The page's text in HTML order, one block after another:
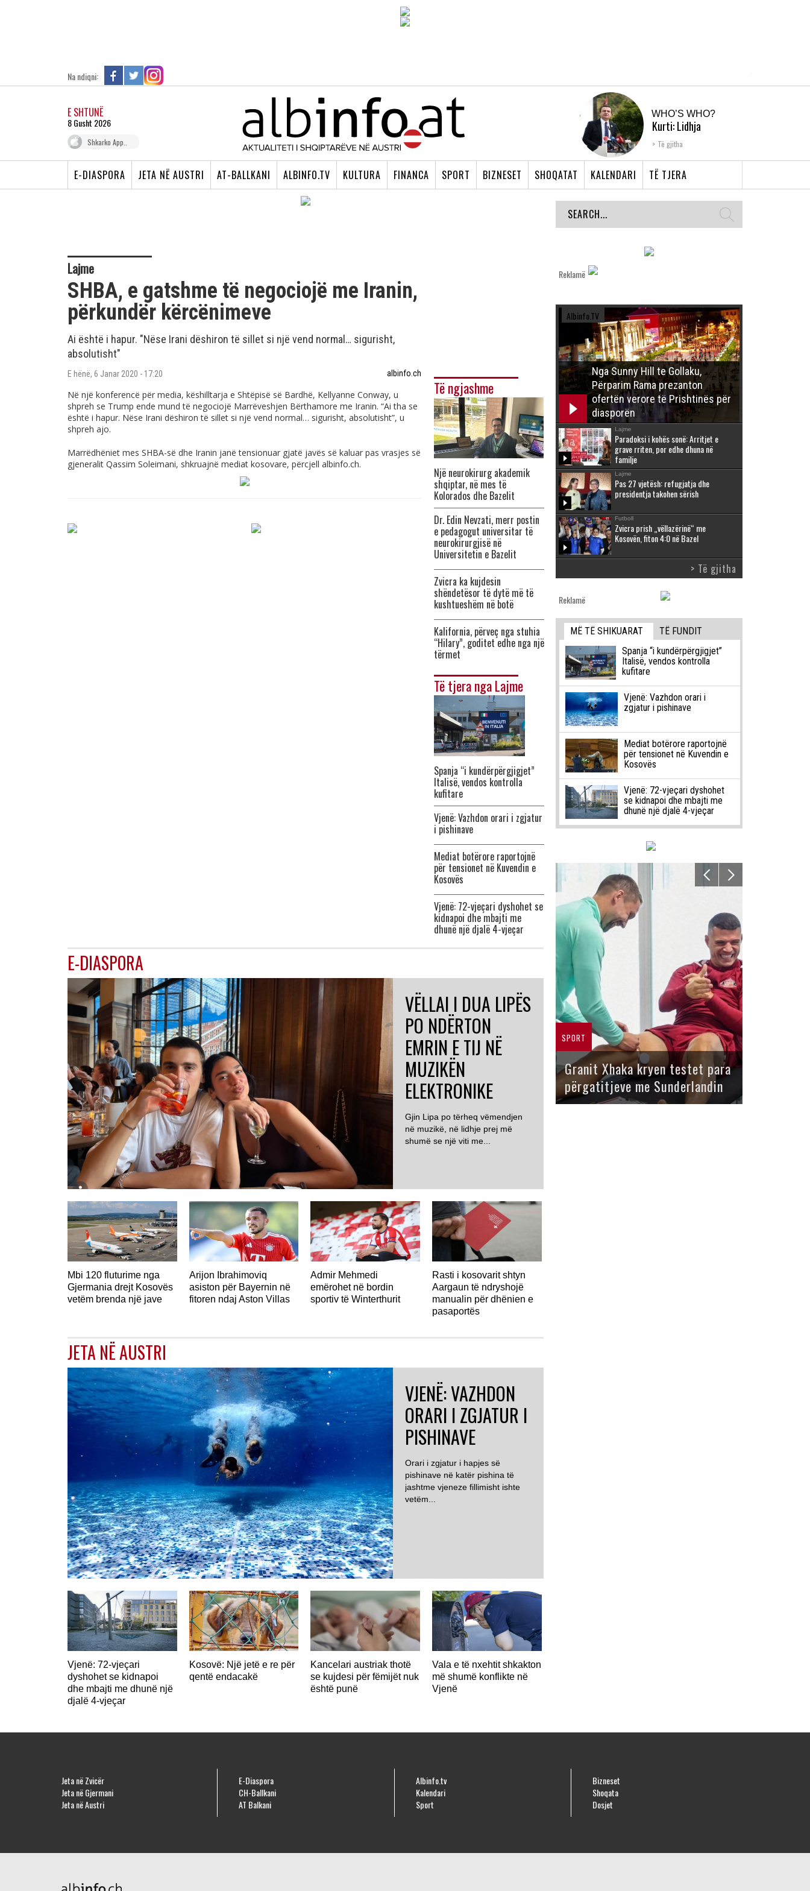
Na ndiqni:
E SHTUNË
8 Gusht 2026
Shkarko App..
WHO’S WHO?
Kurti: Lidhja
Shqiptare e Prizrenit,
Të gjitha
E-DIASPORA JETA NË AUSTRI AT-BALLKANI ALBINFO.TV KULTURA FINANCA SPORT BIZNESET SHOQATAT KALENDARI TË TJERA
Lajme
SHBA, e gatshme të negociojë me Iranin,
përkundër kërcënimeve
Ai është i hapur. "Nëse Irani dëshiron të sillet si një vend normal… sigurisht,
absolutisht"
E hënë, 6 Janar 2020 - 17:20 albinfo.ch
Në një konferencë për media, këshilltarja e Shtëpisë së Bardhë, Kellyanne Conway, u
shpreh se Trump ende mund të negociojë Marrëveshjen Bërthamore me Iranin. “Ai tha se
është i hapur. Nëse Irani dëshiron të sillet si një vend normal… sigurisht, absolutisht”, u
shpreh ajo.
Marrëdhëniet mes SHBA-së dhe Iranin janë tensionuar gjatë javës së kaluar pas vrasjes së
gjeneralit Qassim Soleimani, shkruajnë mediat kosovare, përcjell albinfo.ch.
Të ngjashme
Një neurokirurg akademik
shqiptar, në mes të
Kolorados dhe Bazelit
Dr. Edin Nevzati, merr postin
e pedagogut universitar të
neurokirurgjisë në
Universitetin e Bazelit
Zvicra ka kujdesin
shëndetësor të dytë më të
kushtueshëm në botë
Kalifornia, përveç nga stuhia
“Hilary”, goditet edhe nga një
tërmet
Të tjera nga Lajme
Spanja “i kundërpërgjigjet”
Italisë, vendos kontrolla
kufitare
Vjenë: Vazhdon orari i zgjatur
i pishinave
Mediat botërore raportojnë
për tensionet në Kuvendin e
Kosovës
Vjenë: 72-vjeçari dyshohet se
kidnapoi dhe mbajti me
dhunë një djalë 4-vjeçar
E-DIASPORA
VËLLAI I DUA LIPËS
PO NDËRTON
EMRIN E TIJ NË
MUZIKËN
ELEKTRONIKE
Gjin Lipa po tërheq vëmendjen
në muzikë, në lidhje prej më
shumë se një viti me...
GJERMANI
Mbi 120 fluturime nga
Gjermania drejt Kosovës
vetëm brenda një jave
Arijon Ibrahimoviq
asiston për Bayernin në
fitoren ndaj Aston Villas
ZVICËR
Admir Mehmedi
emërohet në bordin
sportiv të Winterthurit
Rasti i kosovarit shtyn
Aargaun të ndryshojë
manualin për dhënien e
pasaportës
JETA NË AUSTRI
VJENË: VAZHDON
ORARI I ZGJATUR I
PISHINAVE
Orari i zgjatur i hapjes së
pishinave në katër pishina të
jashtme vjeneze fillimisht ishte
vetëm...
Vjenë: 72-vjeçari
dyshohet se kidnapoi
dhe mbajti me dhunë një
djalë 4-vjeçar
Kosovë: Një jetë e re për
qentë endacakë
Kancelari austriak thotë
se kujdesi për fëmijët nuk
është punë
Vala e të nxehtit shkakton
më shumë konflikte në
Vjenë
Reklamë
Albinfo.TV
Nga Sunny Hill te Gollaku,
Përparim Rama prezanton
ofertën verore të Prishtinës për
diasporën
Lajme
Paradoksi i kohës sonë: Arritjet e
grave rriten, por edhe dhuna në
familje
Lajme
Pas 27 vjetësh: refugjatja dhe
presidentja takohen sërish
Futboll
Zvicra prish „vëllazërinë“ me
Kosovën, fiton 4:0 në Bazel
> Të gjitha
Reklamë
MË TË SHIKUARAT
TË FUNDIT
Spanja “i kundërpërgjigjet”
Italisë, vendos kontrolla
kufitare
Vjenë: Vazhdon orari i
zgjatur i pishinave
Mediat botërore raportojnë
për tensionet në Kuvendin e
Kosovës
Vjenë: 72-vjeçari dyshohet
se kidnapoi dhe mbajti me
dhunë një djalë 4-vjeçar
SPORT
Granit Xhaka kryen testet para
përgatitjeve me Sunderlandin
Jeta në Zvicër
Jeta në Gjermani
Jeta në Austri
E-Diaspora
CH-Ballkani
AT Balkani
Albinfo.tv
Kalendari
Sport
Bizneset
Shoqata
Dosjet